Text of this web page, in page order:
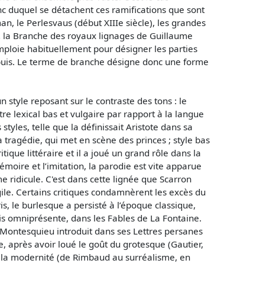
duquel se détachent ces ramifications que sont
le Perlesvaus (début XIIIe siècle), les grandes
Branche des royaux lignages de Guillaume
habituellement pour désigner les parties
Le terme de branche désigne donc une forme
style reposant sur le contraste des tons : le
lexical bas et vulgaire par rapport à la langue
telle que la définissait Aristote dans sa
qui met en scène des princes ; style bas
littéraire et il a joué un grand rôle dans la
et l’imitation, la parodie est vite apparue
ridicule. C'est dans cette lignée que Scarron
Certains critiques condamnèrent les excès du
le burlesque a persisté à l’époque classique,
dans les Fables de La Fontaine.
introduit dans ses Lettres persanes
après avoir loué le goût du grotesque (Gautier,
modernité (de Rimbaud au surréalisme, en